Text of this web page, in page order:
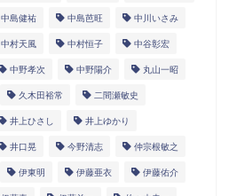
中島健祐 中島芭旺 中川いさみ
中村天風 中村恒子 中谷彰宏
中野孝次 中野陽介 丸山一昭
久木田裕常 二間瀬敏史
井上ひさし 井上ゆかり
井口晃 今野清志 仲宗根敏之
伊東明 伊藤亜衣 伊藤佑介